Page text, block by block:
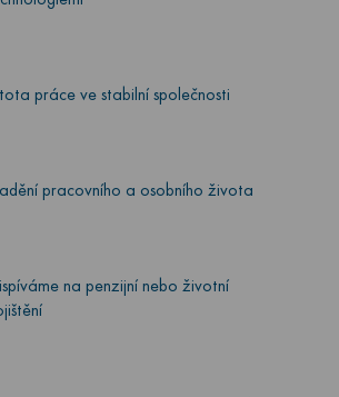
práce ve stabilní společnosti
pracovního a osobního života
na penzijní nebo životní